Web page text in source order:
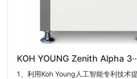
KOH YOUNG Zenith Alpha
1、利用Koh Young人工智能专利技术